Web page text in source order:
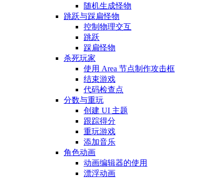
随机生成怪物
跳跃与踩扁怪物
控制物理交互
跳跃
踩扁怪物
杀死玩家
使用 Area 节点制作攻击框
结束游戏
代码检查点
分数与重玩
创建 UI 主题
跟踪得分
重玩游戏
添加音乐
角色动画
动画编辑器的使用
漂浮动画